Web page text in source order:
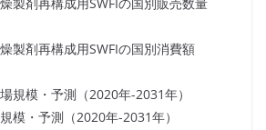
製剤再構成用SWFIの国別消費額
規模・予測（2020年-2031年）
模・予測（2020年-2031年）